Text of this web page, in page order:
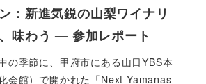
：新進気鋭の山梨ワイナリ
味わう — 参加レポート
の季節に、甲府市にある山日YBS本
会館）で開かれた「Next Yamanas